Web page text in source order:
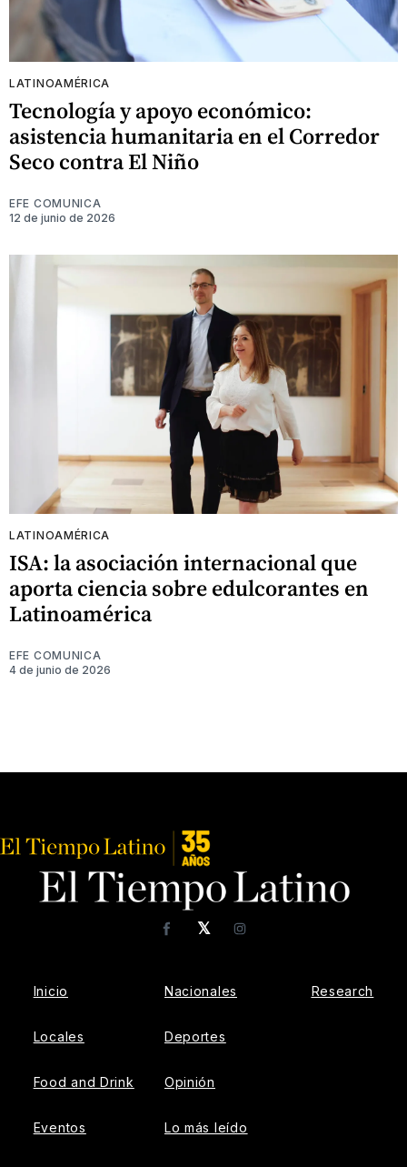
LATINOAMÉRICA
Tecnología y apoyo económico:
asistencia humanitaria en el Corredor
Seco contra El Niño
EFE COMUNICA
12 de junio de 2026
LATINOAMÉRICA
ISA: la asociación internacional que
aporta ciencia sobre edulcorantes en
Latinoamérica
EFE COMUNICA
4 de junio de 2026
𝕏
FacebookInstagram
Inicio
Locales
Food and Drink
Eventos
Nacionales
Deportes
Opinión
Lo más leído
Research